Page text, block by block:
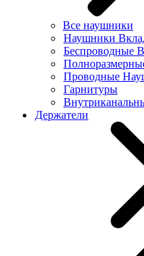
Все наушники
Наушники
Беспроводные
Проводные
Гарнитуры
Держатели